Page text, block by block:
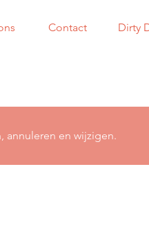
Contact Dirty
annuleren en wijzigen.